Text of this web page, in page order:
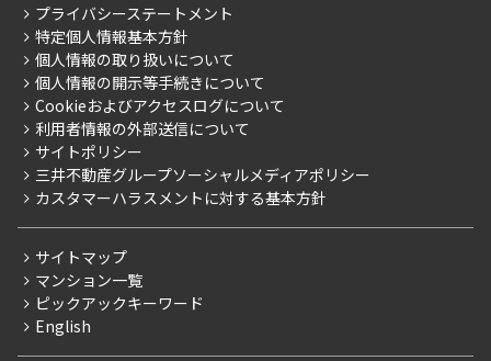
こだわりから探す
こだわり一覧
プレミアムマンション
新築
当社限定（港区・渋谷区）
当社限定（港区・渋谷区以外）
三井不動産企画
賃料改定
フリーレント
ペット可
ご入居・提携サービス
お部屋探しからご契約まで
よくあるご質問
社宅紹介
【仲介会社様向け】当社仲介事業部取り扱い物件入居申込
会社情報
事業案内
採用情報
ニュースリリース
お問い合わせ
プライバシーステートメント
特定個人情報基本方針
個人情報の取り扱いについて
個人情報の開示等手続きについて
Cookieおよびアクセスログについて
利用者情報の外部送信について
サイトポリシー
三井不動産グループソーシャルメディアポリシー
カスタマーハラスメントに対する基本方針
サイトマップ
マンション一覧
ピックアックキーワード
English